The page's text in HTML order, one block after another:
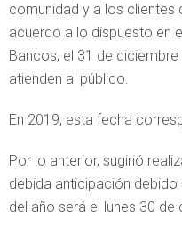
comunidad y a los clientes
acuerdo a lo dispuesto en
Bancos, el 31 de
atienden al público.
En 2019, esta fecha
Por lo anterior, sugirió
debida anticipación debido
del año será el lunes 30 de